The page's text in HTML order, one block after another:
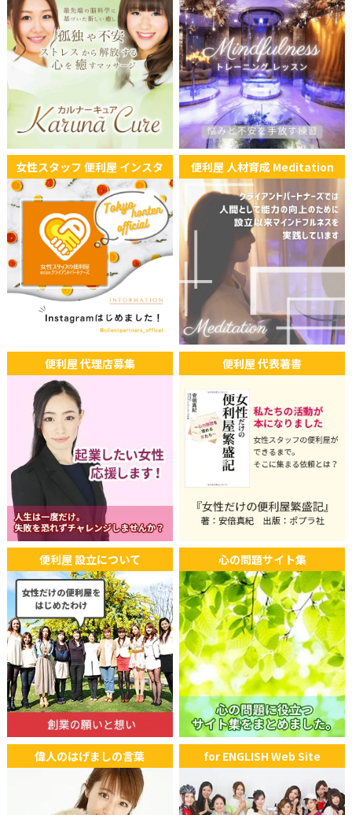
女性スタッフ 便利屋 インスタ 便利屋 人材育成 Meditation
便利屋 代理店募集 便利屋 代表著書
便利屋 設立について 心の問題サイト集
偉人のはげましの言葉 for ENGLISH Web Site